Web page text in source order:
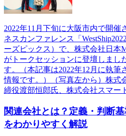
2022年11月下旬に大阪市内で開催
ネスカンファレンス「
ーズピックス）で、株式会社日本
がトークセッションに登壇しまし
す。（本記事は2022年12月に執筆
情報です。）（写真左から）株式
締役渡部恒郎氏、株式会社スマー
関連会社とは？定義・判断
をわかりやすく解説